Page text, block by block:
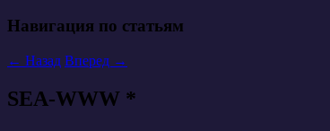
Навигация по статьям
← Назад Вперед →
SEA-WWW *